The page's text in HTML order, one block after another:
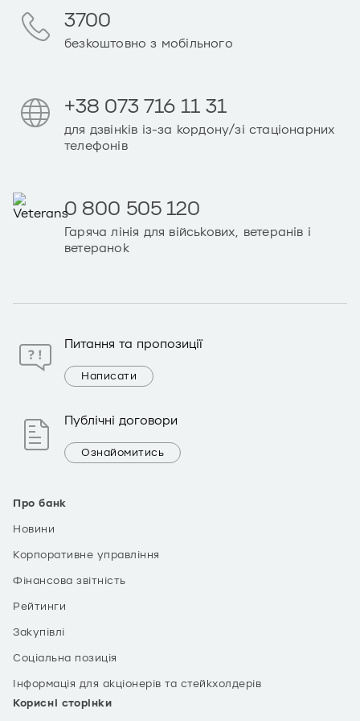
Про банк
Новини
Корпоративне управління
Фінансова звітність
Рейтинги
Закупівлі
Соціальна позиція
Інформація для акціонерів та стейкхолдерів
Корисні сторінки
3700
безкоштовно з мобільного
+38 073 716 11 31
для дзвінків із-за кордону/зі стаціонарних
телефонів
0 800 505 120
Гаряча лінія для військових, ветеранів і
ветеранок
Питання та пропозиції
Написати
Публічні договори
Ознайомитись